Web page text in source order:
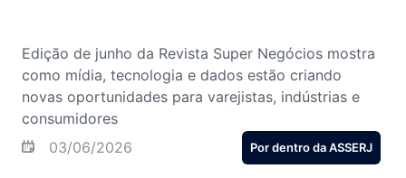
Edição de junho da Revista Super Negócios mostra
como mídia, tecnologia e dados estão criando
novas oportunidades para varejistas, indústrias e
consumidores
03/06/2026
Por dentro da ASSERJ